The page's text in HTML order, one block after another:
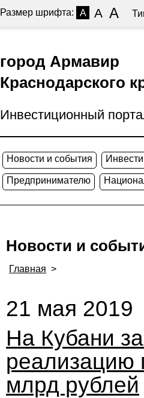
Размер шрифта: A A A
город Армавир
Краснодарского
Инвестиционный
Новости и события
Предпринимателю
Новости и
Главная >
21 мая 2019
На Кубани
реализацию
млрд рублей